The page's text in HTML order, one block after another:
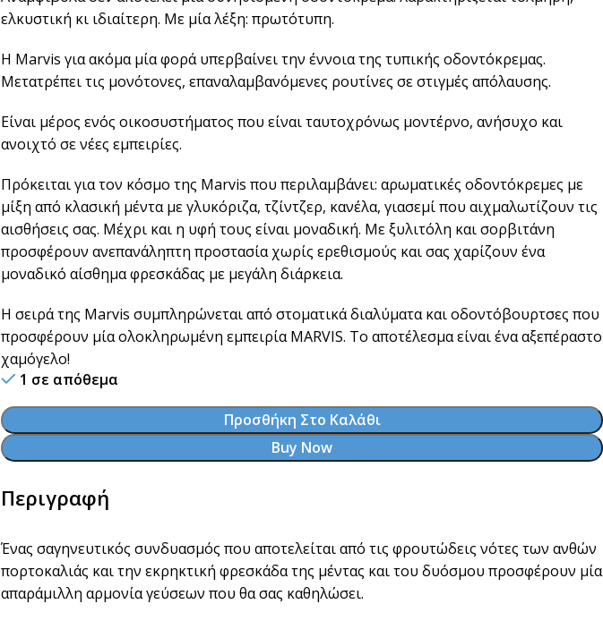
ελκυστική κι ιδιαίτερη. Με μία λέξη: πρωτότυπη.
Η Marvis για ακόμα μία φορά υπερβαίνει την έννοια της τυπικής οδοντόκρεμας.
Μετατρέπει τις μονότονες, επαναλαμβανόμενες ρουτίνες σε στιγμές απόλαυσης.
Είναι μέρος ενός οικοσυστήματος που είναι ταυτοχρόνως μοντέρνο, ανήσυχο και
ανοιχτό σε νέες εμπειρίες.
Πρόκειται για τον κόσμο της Marvis που περιλαμβάνει: αρωματικές οδοντόκρεμες με
μίξη από κλασική μέντα με γλυκόριζα, τζίντζερ, κανέλα, γιασεμί που αιχμαλωτίζουν τις
αισθήσεις σας. Μέχρι και η υφή τους είναι μοναδική. Με ξυλιτόλη και σορβιτάνη
προσφέρουν ανεπανάληπτη προστασία χωρίς ερεθισμούς και σας χαρίζουν ένα
μοναδικό αίσθημα φρεσκάδας με μεγάλη διάρκεια.
Η σειρά της Marvis συμπληρώνεται από στοματικά διαλύματα και οδοντόβουρτσες που
προσφέρουν μία ολοκληρωμένη εμπειρία MARVIS. Το αποτέλεσμα είναι ένα αξεπέραστο
χαμόγελο!
1 σε απόθεμα
Προσθήκη Στο Καλάθι
Buy Now
Περιγραφή
Ένας σαγηνευτικός συνδυασμός που αποτελείται από τις φρουτώδεις νότες των ανθών
πορτοκαλιάς και την εκρηκτική φρεσκάδα της μέντας και του δυόσμου προσφέρουν μία
απαράμιλλη αρμονία γεύσεων που θα σας καθηλώσει.